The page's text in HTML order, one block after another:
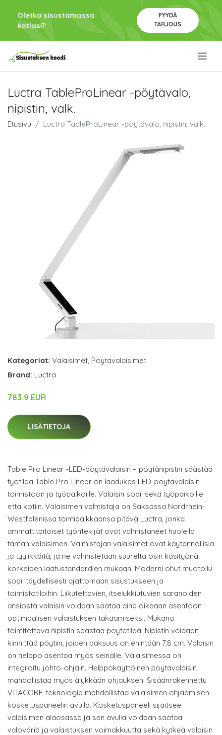
Oletko sisustamassa
kotiasi?
PYYDÄ
TARJOUS
Luctra TableProLinear -pöytävalo,
nipistin, valk.
Etusivu Luctra TableProLinear -pöytävalo, nipistin, valk.
Kategoriat: Valaisimet, Pöytävalaisimet
Brand: Luctra
783.9 EUR
LISÄTIETOJA
Table Pro Linear -LED-pöytävalaisin – pöytänipistin säästää
työtilaa Table Pro Linear on laadukas LED-pöytävalaisin
toimistoon ja työpaikoille. Valaisin sopii sekä työpaikoille
että kotiin. Valaisimen valmistaja on Saksassa Nordrhein-
Westfalenissa toimipaikkaansa pitävä Luctra, jonka
ammattitaitoiset työntekijät ovat valmistaneet huolella
tämän valaisimen. Valmistajan valaisimet ovat käytännöllisiä
ja tyylikkäitä, ja ne valmistetaan suurelta osin käsityönä
korkeiden laatustandardien mukaan. Moderni ohut muotoilu
sopii täydellisesti ajattomaan sisustukseen ja
toimistotiloihin. Liikutettavien, itselukkiutuvien saranoiden
ansiosta valaisin voidaan säätää aina oikeaan asentoon
optimaalisen valaistuksen takaamiseksi. Mukana
toimitettava nipistin säästää pöytätilaa. Nipistin voidaan
kiinnittää pöytiin, joiden paksuus on enintään 7,8 cm. Valaisin
on helppo asentaa myös seinälle. Valaisimessa on
integroitu johto-ohjain. Helppokäyttöinen pöytävalaisin
mahdollistaa myös älykkään ohjauksen. Sisäänrakennettu
VITACORE-teknologia mahdollistaa valaisimen ohjaamisen
kosketuspaneelin avulla. Kosketuspaneeli sijaitsee
valaisimen alaosassa ja sen avulla voidaan säätää
valoväriä ja valaistuksen voimakkuutta sekä kytkeä valaisin